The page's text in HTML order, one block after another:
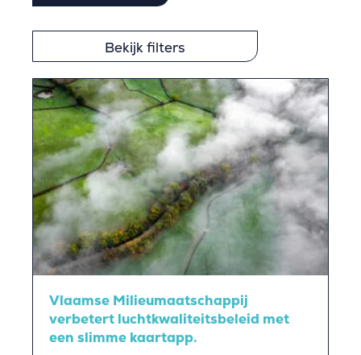
Bekijk filters
Vlaamse Milieumaatschappij
verbetert luchtkwaliteitsbeleid met
een slimme kaartapp.